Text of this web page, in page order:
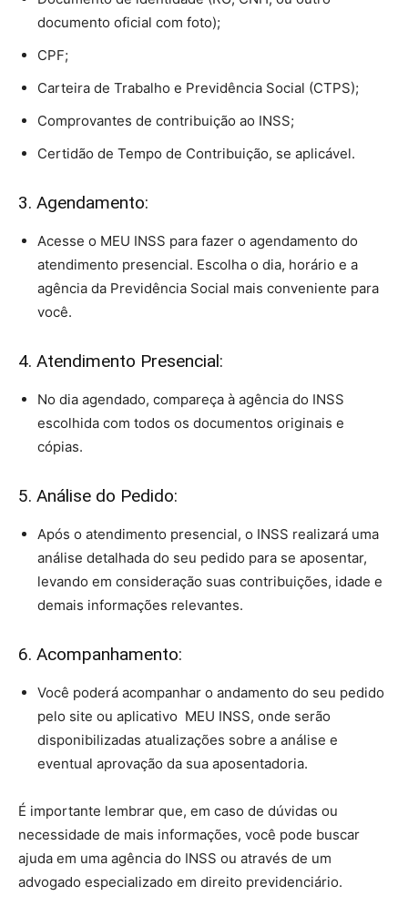
documento oficial com foto);
CPF;
Carteira de Trabalho e Previdência Social (CTPS);
Comprovantes de contribuição ao INSS;
Certidão de Tempo de Contribuição, se aplicável.
3. Agendamento:
Acesse o MEU INSS para fazer o agendamento do
atendimento presencial. Escolha o dia, horário e a
agência da Previdência Social mais conveniente para
você.
4. Atendimento Presencial:
No dia agendado, compareça à agência do INSS
escolhida com todos os documentos originais e
cópias.
5. Análise do Pedido:
Após o atendimento presencial, o INSS realizará uma
análise detalhada do seu pedido para se aposentar,
levando em consideração suas contribuições, idade e
demais informações relevantes.
6. Acompanhamento:
Você poderá acompanhar o andamento do seu pedido
pelo site ou aplicativo MEU INSS, onde serão
disponibilizadas atualizações sobre a análise e
eventual aprovação da sua aposentadoria.
É importante lembrar que, em caso de dúvidas ou
necessidade de mais informações, você pode buscar
ajuda em uma agência do INSS ou através de um
advogado especializado em direito previdenciário.